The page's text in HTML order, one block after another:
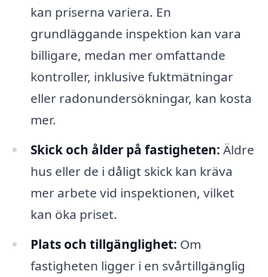
kan priserna variera. En
grundläggande inspektion kan vara
billigare, medan mer omfattande
kontroller, inklusive fuktmätningar
eller radonundersökningar, kan kosta
mer.
Skick och ålder på fastigheten: Äldre
hus eller de i dåligt skick kan kräva
mer arbete vid inspektionen, vilket
kan öka priset.
Plats och tillgänglighet: Om
fastigheten ligger i en svårtillgänglig